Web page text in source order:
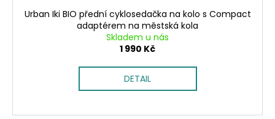
Urban Iki BIO přední cyklosedačka na kolo s Compact
adaptérem na městská kola
Skladem u nás
1 990 Kč
DETAIL